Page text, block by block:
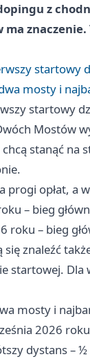
z
startowy
mosty i
startowy
Mostów
stanąć na
opłat, a
– bieg
– bieg
znaleźć
startowej. Dla
mosty i
2026
dystans –